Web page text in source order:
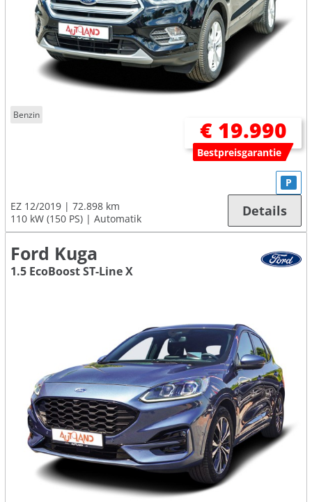
Benzin
€ 19.990
Bestpreisgarantie
EZ 12/2019
72.898 km
110 kW (150 PS)
Automatik
P
Details
Ford Kuga
1.5 EcoBoost ST-Line X